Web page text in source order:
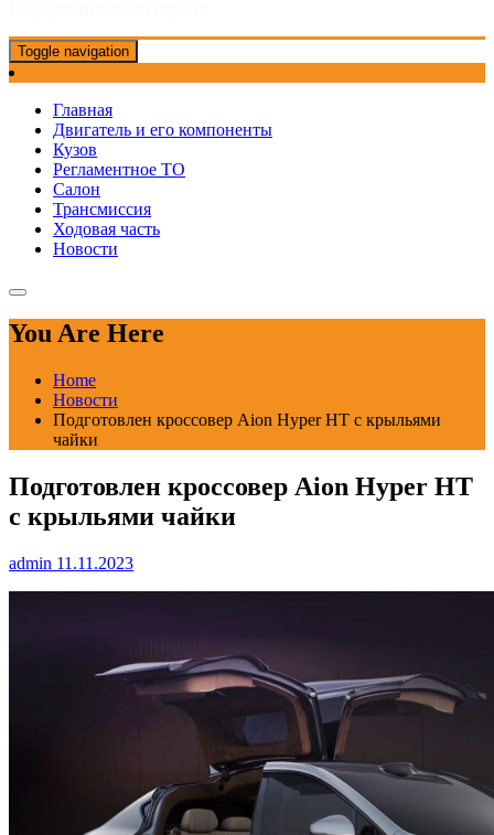
Toggle navigation
Главная
Двигатель и его компоненты
Кузов
Регламентное ТО
Салон
Трансмиссия
Ходовая часть
Новости
You Are Here
Home
Новости
Подготовлен кроссовер Aion Hyper HT с крыльями
чайки
Подготовлен кроссовер Aion Hyper HT
с крыльями чайки
admin 11.11.2023